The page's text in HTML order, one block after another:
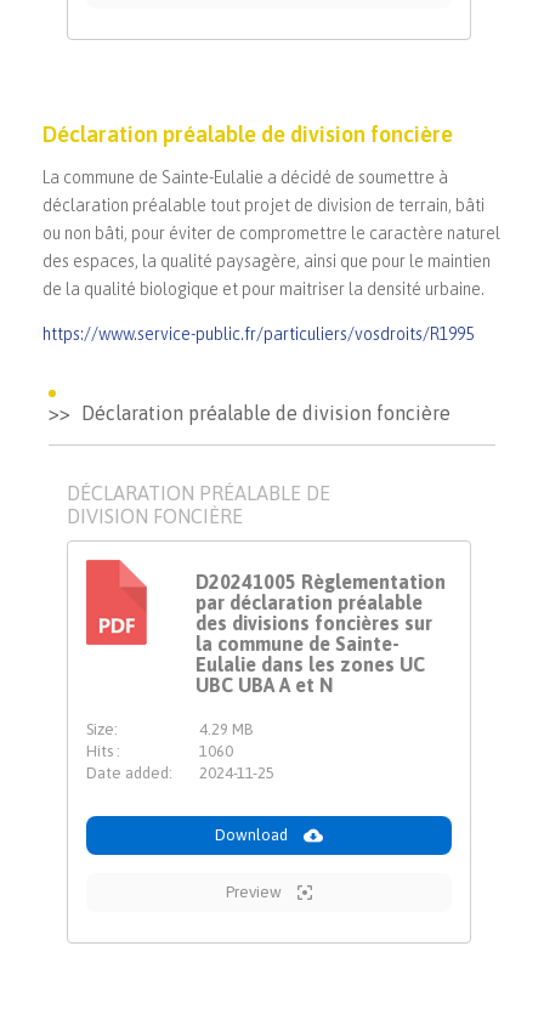
Déclaration préalable de division foncière
La commune de Sainte-Eulalie a décidé de soumettre à
déclaration préalable tout projet de division de terrain, bâti
ou non bâti, pour éviter de compromettre le caractère naturel
des espaces, la qualité paysagère, ainsi que pour le maintien
de la qualité biologique et pour maitriser la densité urbaine.
https://www.service-public.fr/particuliers/vosdroits/R1995
Déclaration préalable de division foncière
DÉCLARATION PRÉALABLE DE
DIVISION FONCIÈRE
PDF
D20241005 Règlementation
par déclaration préalable
des divisions foncières sur
la commune de Sainte-
Eulalie dans les zones UC
UBC UBA A et N
Size:
4.29 MB
Hits :
1060
Date added:
2024-11-25
Download
Preview